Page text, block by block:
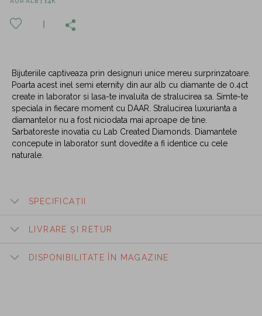
Bijuteriile captiveaza prin designuri unice mereu surprinzatoare.
Poarta acest inel semi eternity din aur alb cu diamante de 0.4ct
create in laborator si lasa-te invaluita de stralucirea sa. Simte-te
speciala in fiecare moment cu DAAR. Stralucirea luxurianta a
diamantelor nu a fost niciodata mai aproape de tine.
Sarbatoreste inovatia cu Lab Created Diamonds. Diamantele
concepute in laborator sunt dovedite a fi identice cu cele
naturale.
SPECIFICAȚII
LIVRARE ȘI RETUR
DISPONIBILITATE ÎN MAGAZINE